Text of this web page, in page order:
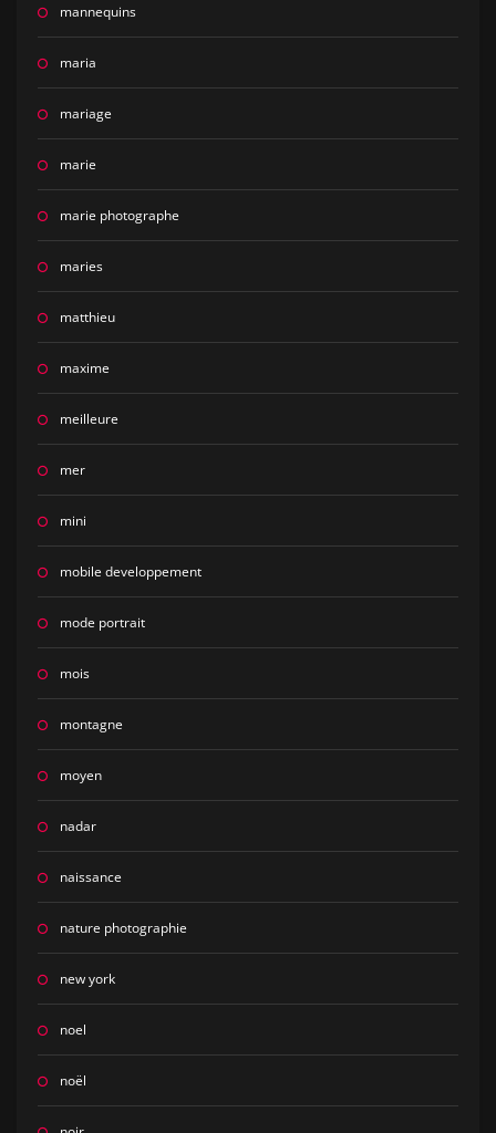
mannequins
maria
mariage
marie
marie photographe
maries
matthieu
maxime
meilleure
mer
mini
mobile developpement
mode portrait
mois
montagne
moyen
nadar
naissance
nature photographie
new york
noel
noël